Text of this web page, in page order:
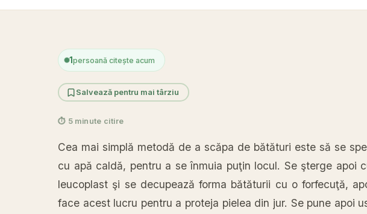
1persoană citește acum
Salvează pentru mai târziu
⏱ 5 minute citire
Cea mai simplă metodă de a scăpa de bătături este să se
cu apă caldă, pentru a se înmuia puţin locul. Se şterge apoi
leucoplast şi se decupează forma bătăturii cu o forfecuţă,
face acest lucru pentru a proteja pielea din jur. Se pune apoi